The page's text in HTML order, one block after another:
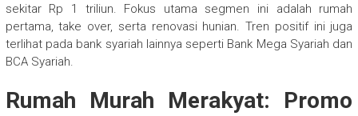
sekitar Rp 1 triliun. Fokus utama segmen ini adalah rumah
pertama, take over, serta renovasi hunian. Tren positif ini juga
terlihat pada bank syariah lainnya seperti Bank Mega Syariah dan
BCA Syariah.
Rumah Murah Merakyat: Promo